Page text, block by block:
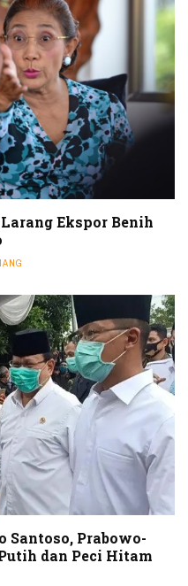
Ekspor Benih
Santoso, Prabowo-
dan Peci Hitam